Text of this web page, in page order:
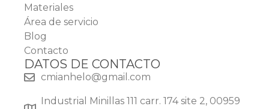
Materiales
Área de servicio
Blog
Contacto
DATOS DE CONTACTO
cmianhelo@gmail.com
Industrial Minillas 111 carr. 174 site 2, 00959